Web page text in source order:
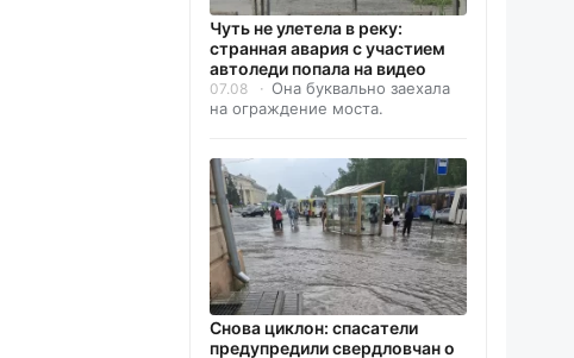
Чуть не улетела в реку:
странная авария с участием
автоледи попала на видео
07.08
Она буквально заехала
на ограждение моста.
Снова циклон: спасатели
предупредили свердловчан о